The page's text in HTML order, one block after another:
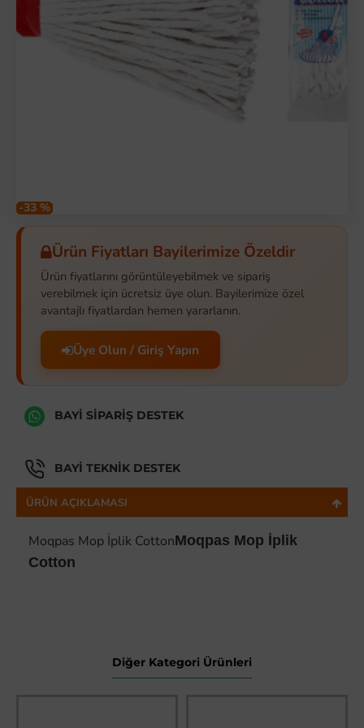
-33 %
Ürün Fiyatları Bayilerimize Özeldir
Ürün fiyatlarını görüntüleyebilmek ve sipariş
verebilmek için ücretsiz üye olun. Bayilerimize özel
avantajlı fiyatlardan hemen yararlanın.
Üye Olun / Giriş Yapın
BAYI SIPARIŞ DESTEK
BAYI TEKNIK DESTEK
ÜRÜN AÇIKLAMASI
Moqpas Mop İplik CottonMoqpas Mop İplik
Cotton
Diğer Kategori Ürünleri